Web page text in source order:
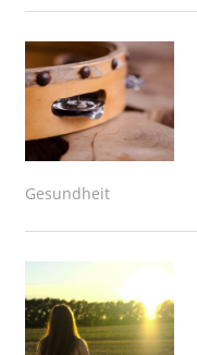
Gesundheit